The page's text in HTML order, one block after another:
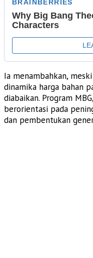
Ia menambahkan,
dinamika harga bahan
diabaikan. Program
berorientasi pada
dan pembentukan